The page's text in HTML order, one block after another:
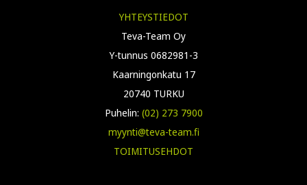
YHTEYSTIEDOT
Teva-Team Oy
Y-tunnus 0682981-3
Kaarningonkatu 17
20740 TURKU
Puhelin: (02) 273 7900
myynti@teva-team.fi
TOIMITUSEHDOT